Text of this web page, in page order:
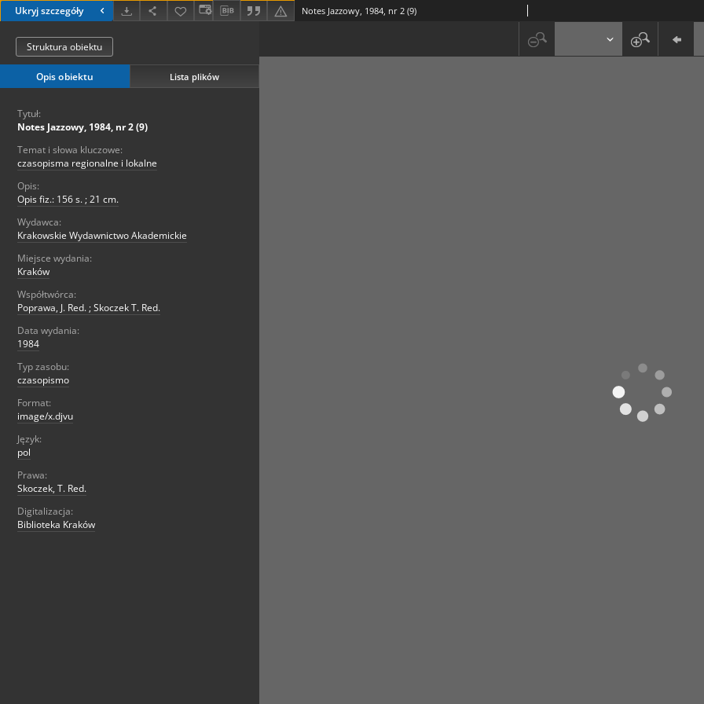
Ukryj szczegóły Notes Jazzowy, 1984, nr 2 (9)
Struktura obiektu
Opis obiektu Lista plików
Tytuł:
Notes Jazzowy, 1984, nr 2 (9)
Temat i słowa kluczowe:
czasopisma regionalne i lokalne
Opis:
Opis fiz.: 156 s. ; 21 cm.
Wydawca:
Krakowskie Wydawnictwo Akademickie
Miejsce wydania:
Kraków
Współtwórca:
Poprawa, J. Red. ; Skoczek T. Red.
Data wydania:
1984
Typ zasobu:
czasopismo
Format:
image/x.djvu
Język:
pol
Prawa:
Skoczek, T. Red.
Digitalizacja:
Biblioteka Kraków